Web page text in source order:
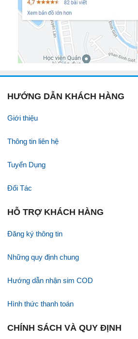
HƯỚNG DẪN KHÁCH HÀNG
Giới thiệu
Thông tin liên hệ
Tuyển Dụng
Đối Tác
HỖ TRỢ KHÁCH HÀNG
Đăng ký thông tin
Những quy định chung
Hướng dẫn nhận sim COD
Hình thức thanh toán
CHÍNH SÁCH VÀ QUY ĐỊNH